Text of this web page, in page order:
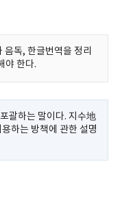
음독, 한글번역을 정리
야 한다.
괄하는 말이다. 지수地
하는 방책에 관한 설명